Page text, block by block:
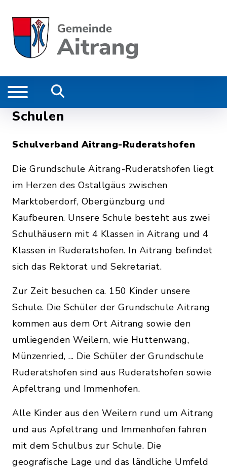
Schulen
Schulverband Aitrang-Ruderatshofen
Die Grundschule Aitrang-Ruderatshofen liegt
im Herzen des Ostallgäus zwischen
Marktoberdorf, Obergünzburg und
Kaufbeuren. Unsere Schule besteht aus zwei
Schulhäusern mit 4 Klassen in Aitrang und 4
Klassen in Ruderatshofen. In Aitrang befindet
sich das Rektorat und Sekretariat.
Zur Zeit besuchen ca. 150 Kinder unsere
Schule. Die Schüler der Grundschule Aitrang
kommen aus dem Ort Aitrang sowie den
umliegenden Weilern, wie Huttenwang,
Münzenried, ... Die Schüler der Grundschule
Ruderatshofen sind aus Ruderatshofen sowie
Apfeltrang und Immenhofen.
Alle Kinder aus den Weilern rund um Aitrang
und aus Apfeltrang und Immenhofen fahren
mit dem Schulbus zur Schule. Die
geografische Lage und das ländliche Umfeld